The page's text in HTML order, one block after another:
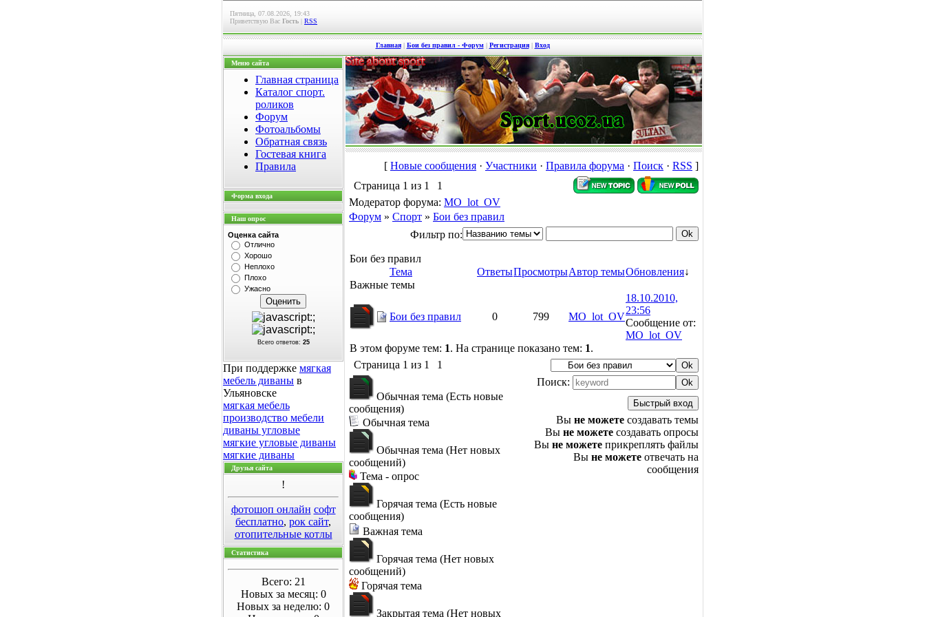
Пятница, 07.08.2026, 19:43
Приветствую Вас Гость | RSS
Главная| Бои без правил - Форум| Регистрация| Вход
Меню сайта
Главная страница
Каталог спорт.
роликов
Форум
Фотоальбомы
Обратная связь
Гостевая книга
Правила
Форма входа
Наш опрос
Оценка сайта
Отлично
Хорошо
Неплохо
Плохо
Ужасно
Всего ответов: 25
При поддержке мягкая
мебель диваны в
Ульяновске
мягкая мебель
производство мебели
диваны угловые
мягкие угловые диваны
мягкие диваны
Друзья сайта
!
фотошоп онлайн софт
бесплатно, рок сайт,
отопительные котлы
Статистика
Всего: 21
Новых за месяц: 0
Новых за неделю: 0
[ Новые сообщения · Участники · Правила форума · Поиск · RSS ]
Страница 1 из 1
1
Модератор форума: MO_lot_OV
Форум » Спорт » Бои без правил
Фильтр по:
Бои без правил
Тема
ОтветыПросмотрыАвтор темыОбновления↓
Важные темы
Бои без правил 0 799 MO_lot_OV
18.10.2010,
23:56
Сообщение от:
MO_lot_OV
В этом форуме тем: 1. На странице показано тем: 1.
Страница 1 из 1 1
Обычная тема (Есть новые
сообщения)
Обычная тема
Обычная тема (Нет новых
сообщений)
Тема - опрос
Горячая тема (Есть новые
сообщения)
Важная тема
Горячая тема (Нет новых
сообщений)
Горячая тема
Закрытая тема (Нет новых
Поиск:
Вы не можете создавать темы
Вы не можете создавать опросы
Вы не можете прикреплять файлы
Вы не можете отвечать на
сообщения